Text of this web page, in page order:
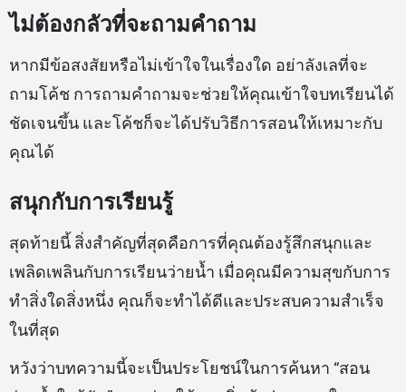
ไม่ต้องกลัวที่จะถามคำถาม
หากมีข้อสงสัยหรือไม่เข้าใจในเรื่องใด อย่าลังเลที่จะ
ถามโค้ช การถามคำถามจะช่วยให้คุณเข้าใจบทเรียนได้
ชัดเจนขึ้น และโค้ชก็จะได้ปรับวิธีการสอนให้เหมาะกับ
คุณได้
สนุกกับการเรียนรู้
สุดท้ายนี้ สิ่งสำคัญที่สุดคือการที่คุณต้องรู้สึกสนุกและ
เพลิดเพลินกับการเรียนว่ายน้ำ เมื่อคุณมีความสุขกับการ
ทำสิ่งใดสิ่งหนึ่ง คุณก็จะทำได้ดีและประสบความสำเร็จ
ในที่สุด
หวังว่าบทความนี้จะเป็นประโยชน์ในการค้นหา “สอน